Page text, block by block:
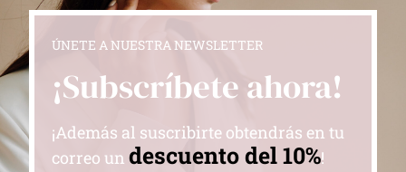
ÚNETE A NUESTRA NEWSLETTER
¡Subscríbete ahora!
¡Además al suscribirte obtendrás en tu
correo un descuento del 10%!